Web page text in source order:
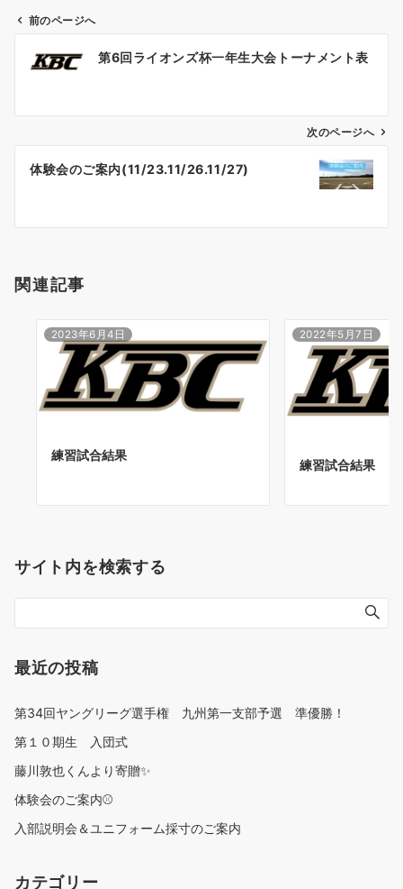
稿
ゲ
シ
ン
前のページへ
第6回ライオンズ杯一年生大会トーナメント表
次のページへ
体験会のご案内(11/23.11/26.11/27)
関連記事
2023年6月4日
練習試合結果
2022年5月7日
練習試合結果
サイト内を検索する
最近の投稿
第34回ヤングリーグ選手権 九州第一支部予選 準優勝！
第１０期生 入団式
藤川敦也くんより寄贈✨
体験会のご案内⚾
入部説明会＆ユニフォーム採寸のご案内
カテゴリー